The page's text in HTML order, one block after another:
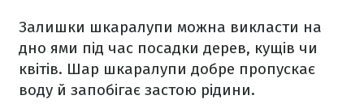
Залишки шкаралупи можна викласти на
дно ями під час посадки дерев, кущів чи
квітів. Шар шкаралупи добре пропускає
воду й запобігає застою рідини.